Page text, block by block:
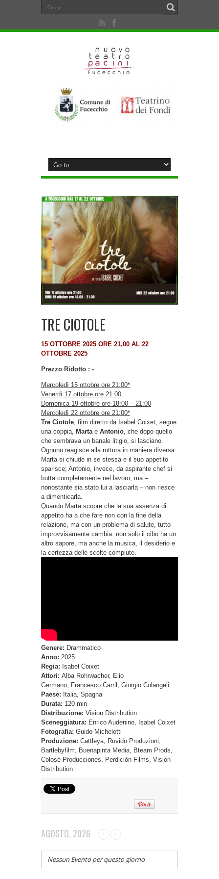
TRE CIOTOLE
15 OTTOBRE 2025 ORE 21,00 AL 22
OTTOBRE 2025
Prezzo Ridotto : -
Mercoledì 15 ottobre ore 21:00*
Venerdì 17 ottobre ore 21:00
Domenica 19 ottobre ore 18:00 – 21:00
Mercoledì 22 ottobre ore 21:00*
Tre Ciotole, film diretto da Isabel Coixet, segue
una coppia, Martae Antonio, che dopo quello
che sembrava un banale litigio, si lasciano.
Ognuno reagisce alla rottura in maniera diversa:
Marta si chiude in se stessa e il suo appetito
sparisce; Antonio, invece, da aspirante chef si
butta completamente nel lavoro, ma –
nonostante sia stato lui a lasciarla – non riesce
a dimenticarla.
Quando Marta scopre che la sua assenza di
appetito ha a che fare non con la fine della
relazione, ma con un problema di salute, tutto
improvvisamente cambia: non solo il cibo ha un
altro sapore, ma anche la musica, il desiderio e
la certezza delle scelte compiute.
Genere: Drammatico
Anno: 2025
Regia: Isabel Coixet
Attori: Alba Rohrwacher, Elio
Germano, Francesco Carril, Giorgio Colangeli
Paese: Italia, Spagna
Durata: 120 min
Distribuzione: Vision Distribution
Sceneggiatura: Enrico Audenino, Isabel Coixet
Fotografia: Guido Michelotti
Produzione: Cattleya, Ruvido Produzioni,
Bartlebyfilm, Buenapinta Media, Bteam Prods,
Colosé Producciones, Perdición Films, Vision
Distribution
AGOSTO, 2026
Nessun Evento per questo giorno